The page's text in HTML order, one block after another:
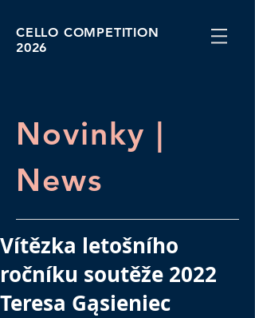
CELLO COMPETITION
2026
Novinky |
News
Vítězka letošního
ročníku soutěže 2022
Teresa Gąsieniec